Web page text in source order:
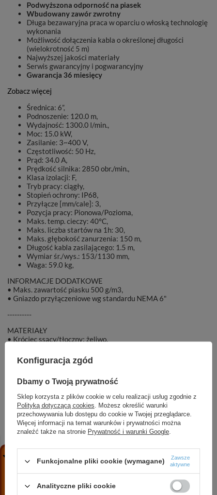
Podwyższona odporność na piasek
Wbudowany zawór zwrotny
Długa bezawaryjna praca w oparciu o włoską technologię
wykonania
Możliwość dołączenia kabla o określonej długości
(wielokrotność 5 m)
Najwyższej jakości materiały
Serwis gwarancyjny i pogwarancyjny
Gwarancja 36 miesięcy
Zobacz więcej
Średnica: 6”,
Podnoszenie: 120.0 m,
Wydajność: 1300.0 l/min.,
Moc: 15.0 kW,
Zasilanie: 3~400 V,
Częstotliwość: 50 Hz,
Prąd: 34.0 A,
Prędkość silnika: 2850 obr./min.,
Klasa izolacji: F,
Tryb pracy: ciągły,
Stopień ochrony: IP68,
Przyłącze [mm/cale]: 3,
Pozycja pracy: Pionowa/Pozioma,
Maks. temp. cieczy: 40°C,
Maks. liczba startów na 1h: 30,
Maks. głębokość zanurzenia: 150 m,
Długość kabla zasilającego: 1.5 m,
Wymiar śr./wys.: 153/1130 mm,
Waga: 59.0 kg,
INFORMACJE DODATKOWE
• Maks. zawartość piasku 500 g/m3,
• Gniazdo przyłączeniowe wg standardu NEMA 6"
----------
MATERIAŁY
• Króciec ssący/tłoczny: żeliwo,
• Wał i rotor: stal nierdzewna AISI 420,
• Wirnik i dyfuzor: żeliwo,
Marka DAMBAT
Symbol 002184
Konfiguracja zgód
Dbamy o Twoją prywatność
Sklep korzysta z plików cookie w celu realizacji usług zgodnie z
Polityką dotyczącą cookies. Możesz określić warunki
przechowywania lub dostępu do cookie w Twojej przeglądarce.
Więcej informacji na temat warunków i prywatności można
znaleźć także na stronie Prywatność i warunki Google.
Funkcjonalne pliki cookie (wymagane)
Zawsze
aktywne
Analityczne pliki cookie